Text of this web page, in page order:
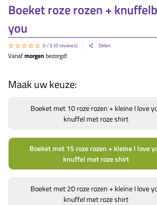
Boeket roze rozen +
you
0/ 5 (0reviews) Delen
Vanafmorgen bezorgd!
Maak uw keuze:
Boeket met 10 roze rozen + kleine I love
knuffel met roze shirt
Boeket met 15 roze rozen + kleine I love
knuffel met roze shirt
Boeket met 20 roze rozen + kleine I love
knuffel met roze shirt